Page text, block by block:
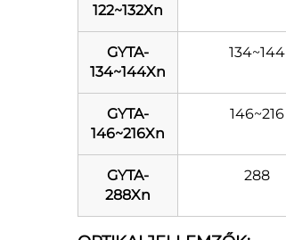
122~132Xn
GYTA-
134~144Xn
134~144
GYTA-
146~216Xn
146~216
GYTA-
288Xn
288